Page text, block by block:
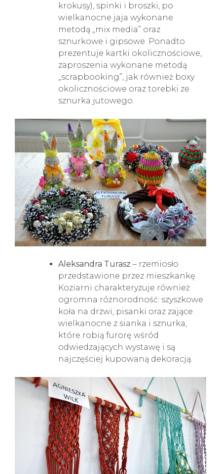
krokusy), spinki i broszki, po
wielkanocne jaja wykonane
metodą „mix media” oraz
sznurkowe i gipsowe. Ponadto
prezentuje kartki okolicznościowe,
zaproszenia wykonane metodą
„scrapbooking”, jak również boxy
okolicznościowe oraz torebki ze
sznurka jutowego.
Aleksandra Turasz – rzemiosło
przedstawione przez mieszkankę
Koziarni charakteryzuje również
ogromna różnorodność: szyszkowe
koła na drzwi, pisanki oraz zające
wielkanocne z sianka i sznurka,
które robią furorę wśród
odwiedzających wystawę i są
najczęściej kupowaną dekoracją.